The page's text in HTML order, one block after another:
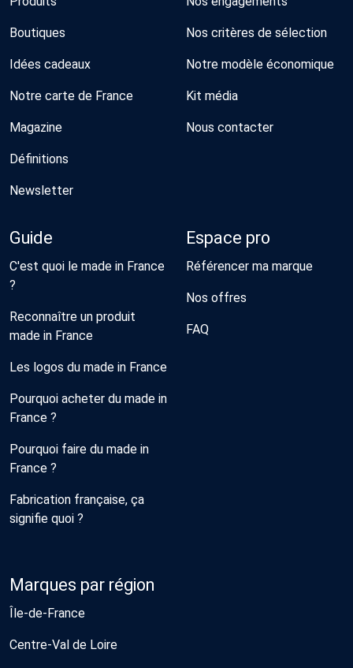
Boutiques
Idées cadeaux
Notre carte de France
Magazine
Définitions
Newsletter
Nos critères de sélection
Notre modèle économique
Kit média
Nous contacter
Guide
C'est quoi le made in France
?
Reconnaître un produit
made in France
Les logos du made in France
Pourquoi acheter du made in
France ?
Pourquoi faire du made in
France ?
Fabrication française, ça
signifie quoi ?
Espace pro
Référencer ma marque
Nos offres
FAQ
Marques par région
Île-de-France
Centre-Val de Loire